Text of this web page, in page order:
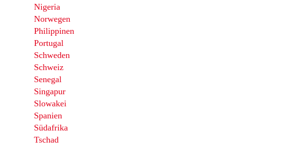
Nigeria
Norwegen
Philippinen
Portugal
Schweden
Schweiz
Senegal
Singapur
Slowakei
Spanien
Südafrika
Tschad